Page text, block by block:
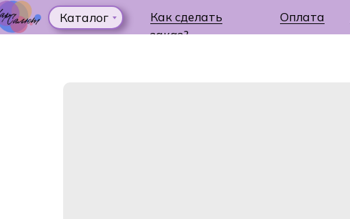
Как сделать
заказ?
Оплата
Каталог